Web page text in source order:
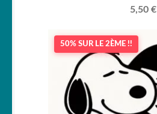
5,50 €
50% SUR LE 2ÈME !!